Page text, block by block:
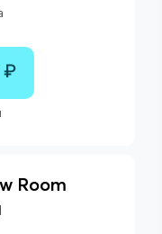
₽
Room